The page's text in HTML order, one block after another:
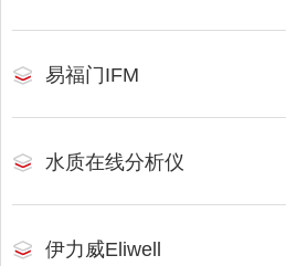
易福门IFM
水质在线分析仪
伊力威Eliwell